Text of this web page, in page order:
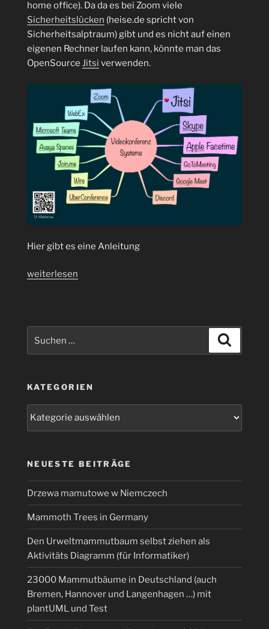
home office). Da da es bei Zoom viele
Sicherheitslücken (heise.de spricht von
Sicherheitsalptraum) gibt und es nicht auf einen
eigenen Rechner laufen kann, könnte man das
OpenSource Jitsi verwenden.
Hier gibt es eine Anleitung
„Videokonferenz
Pi
mit
weiterlesen
nach:
KATEGORIEN
NEUESTE BEITRÄGE
Drzewa mamutowe w Niemczech
Mammoth Trees in Germany
Den Urweltmammutbaum selbst ziehen als
Aktivitäts Diagramm (für Informatiker)
23000 Mammutbäume in Deutschland (auch
Bremen, Hannover und Langenhagen …) mit
plantUML und Test